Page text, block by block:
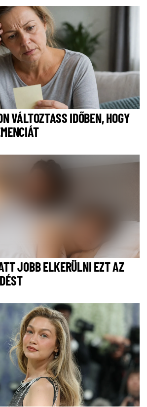
VÁLTOZTASS IDŐBEN, HOGY
JOBB ELKERÜLNI EZT AZ